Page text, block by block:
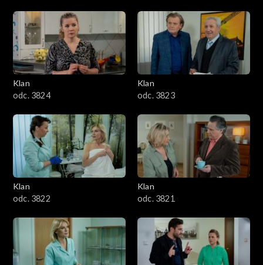
Klan
odc. 3824
Klan
odc. 3823
Klan
odc. 3822
Klan
odc. 3821